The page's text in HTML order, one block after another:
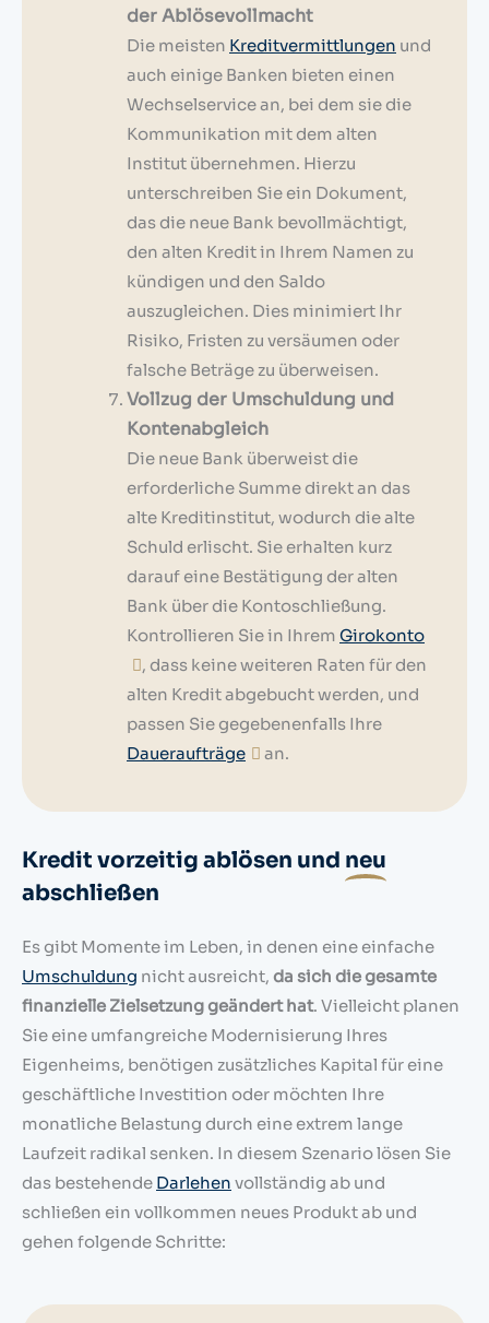
der Ablösevollmacht
Die meisten Kreditvermittlungen und
auch einige Banken bieten einen
Wechselservice an, bei dem sie die
Kommunikation mit dem alten
Institut übernehmen. Hierzu
unterschreiben Sie ein Dokument,
das die neue Bank bevollmächtigt,
den alten Kredit in Ihrem Namen zu
kündigen und den Saldo
auszugleichen. Dies minimiert Ihr
Risiko, Fristen zu versäumen oder
falsche Beträge zu überweisen.
Vollzug der Umschuldung und
Kontenabgleich
Die neue Bank überweist die
erforderliche Summe direkt an das
alte Kreditinstitut, wodurch die alte
Schuld erlischt. Sie erhalten kurz
darauf eine Bestätigung der alten
Bank über die Kontoschließung.
Kontrollieren Sie in Ihrem Girokonto
, dass keine weiteren Raten für den
alten Kredit abgebucht werden, und
passen Sie gegebenenfalls Ihre
Daueraufträge
an.
Kredit vorzeitig ablösen und neu
abschließen
Es gibt Momente im Leben, in denen eine einfache
Umschuldung nicht ausreicht, da sich die gesamte
finanzielle Zielsetzung geändert hat. Vielleicht planen
Sie eine umfangreiche Modernisierung Ihres
Eigenheims, benötigen zusätzliches Kapital für eine
geschäftliche Investition oder möchten Ihre
monatliche Belastung durch eine extrem lange
Laufzeit radikal senken. In diesem Szenario lösen Sie
das bestehende Darlehen vollständig ab und
schließen ein vollkommen neues Produkt ab und
gehen folgende Schritte: